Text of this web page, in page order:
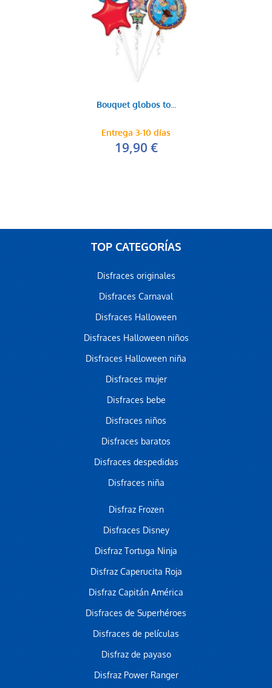
Bouquet globos to...
Entrega 3-10 días
19,90 €
TOP CATEGORÍAS
Disfraces originales
Disfraces Carnaval
Disfraces Halloween
Disfraces Halloween niños
Disfraces Halloween niña
Disfraces mujer
Disfraces bebe
Disfraces niños
Disfraces baratos
Disfraces despedidas
Disfraces niña
Disfraz Frozen
Disfraces Disney
Disfraz Tortuga Ninja
Disfraz Caperucita Roja
Disfraz Capitán América
Disfraces de Superhéroes
Disfraces de películas
Disfraz de payaso
Disfraz Power Ranger